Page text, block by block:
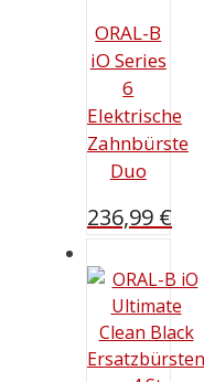
ORAL-B
iO Series
6
Elektrische
Zahnbürste
Duo
236,99 €